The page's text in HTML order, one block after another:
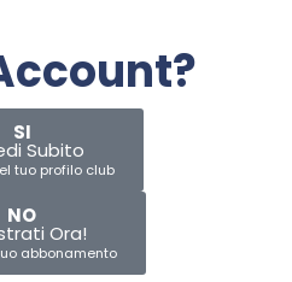
SI
Subito
tuo profilo club
NO
Ora!
abbonamento